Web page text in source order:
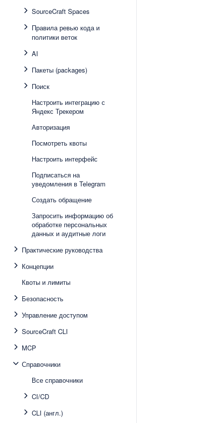
SourceCraft Spaces
Правила ревью кода и
политики веток
AI
Пакеты (packages)
Поиск
Настроить интеграцию с
Яндекс Трекером
Авторизация
Посмотреть квоты
Настроить интерфейс
Подписаться на
уведомления в Telegram
Создать обращение
Запросить информацию об
обработке персональных
данных и аудитные логи
Практические руководства
Концепции
Квоты и лимиты
Безопасность
Управление доступом
SourceCraft CLI
MCP
Справочники
Все справочники
CI/CD
CLI (англ.)